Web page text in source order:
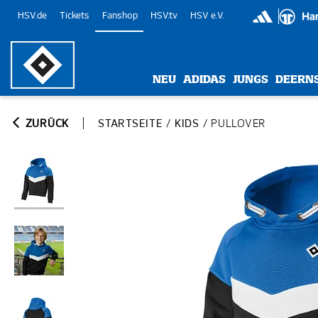
HSV.de Tickets Fanshop HSV.tv HSV e.V.
NEU ADIDAS JUNGS
ZURÜCK STARTSEITE / KIDS / PULLOVER